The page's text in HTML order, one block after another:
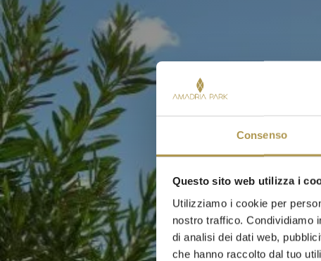
Consenso
Questo sito web utilizza i
Utilizziamo i cookie per
nostro traffico. Condividiamo
di analisi dei dati web,
che hanno raccolto dal tuo